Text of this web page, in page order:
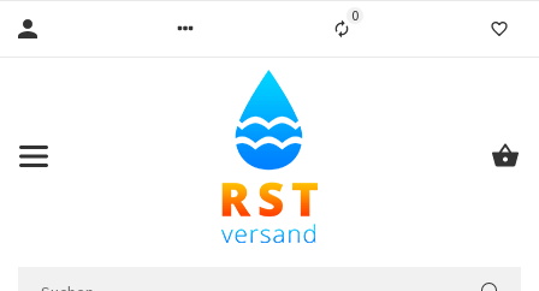
0Liste ist leer